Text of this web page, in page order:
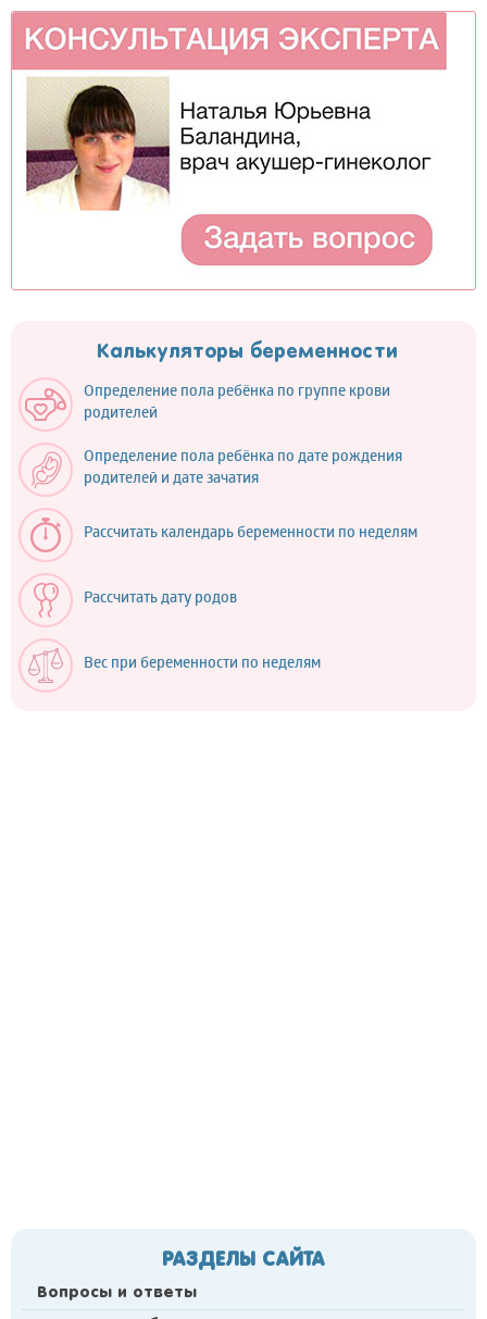
Калькуляторы беременности
Определение пола ребёнка по группе крови
родителей
Определение пола ребёнка по дате рождения
родителей и дате зачатия
Рассчитать календарь беременности по неделям
Рассчитать дату родов
Вес при беременности по неделям
РАЗДЕЛЫ САЙТА
Вопросы и ответы